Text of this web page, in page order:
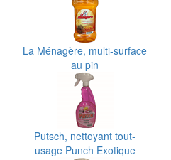
La Ménagère, multi-surface
au pin
Putsch, nettoyant tout-
usage Punch Exotique